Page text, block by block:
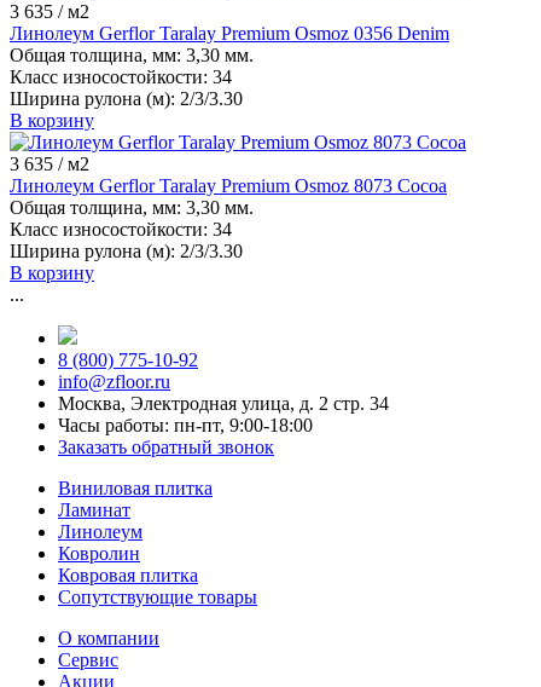
3 635 / м2
Линолеум Gerflor Taralay Premium Osmoz 0356 Denim
Общая толщина, мм: 3,30 мм.
Класс износостойкости: 34
Ширина рулона (м): 2/3/3.30
В корзину
3 635 / м2
Линолеум Gerflor Taralay Premium Osmoz 8073 Cocoa
Общая толщина, мм: 3,30 мм.
Класс износостойкости: 34
Ширина рулона (м): 2/3/3.30
В корзину
...
8 (800) 775-10-92
info@zfloor.ru
Москва, Электродная улица, д. 2 стр. 34
Часы работы: пн-пт, 9:00-18:00
Заказать обратный звонок
Виниловая плитка
Ламинат
Линолеум
Ковролин
Ковровая плитка
Сопутствующие товары
О компании
Сервис
Акции